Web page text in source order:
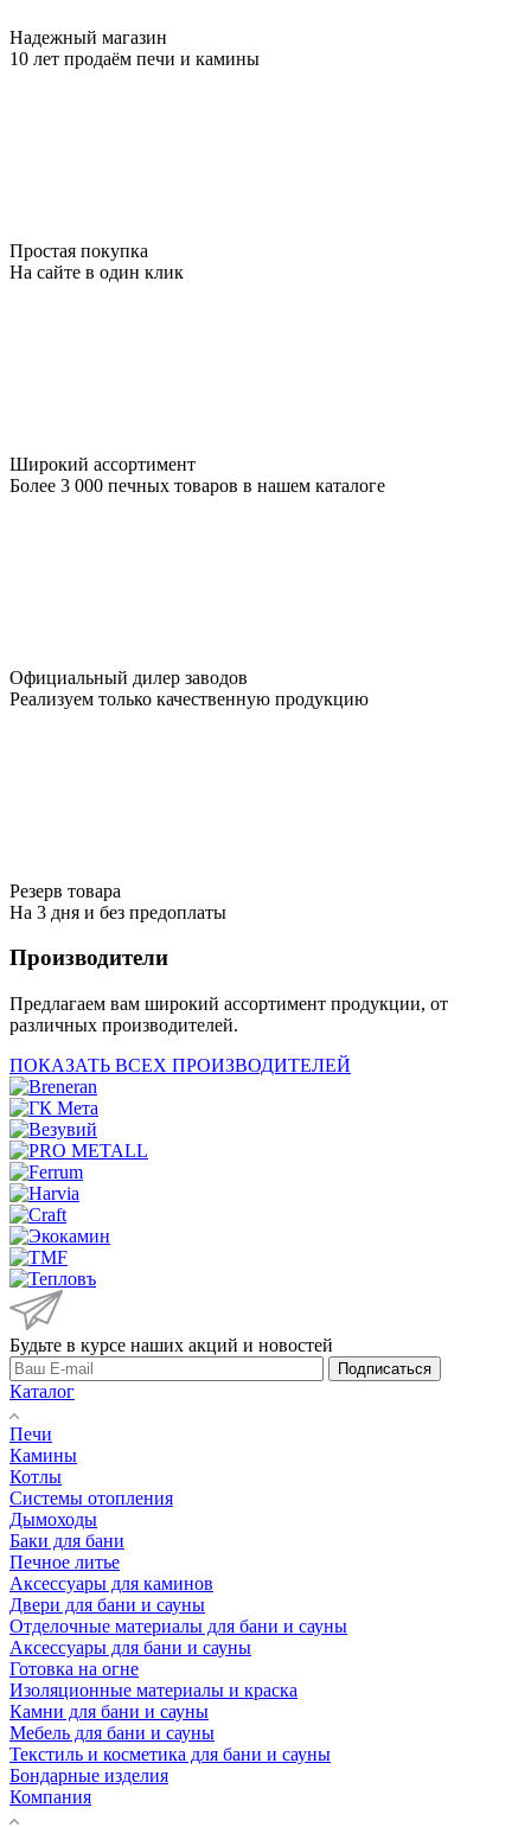
Надежный магазин
10 лет продаём печи и камины
Простая покупка
На сайте в один клик
Широкий ассортимент
Более 3 000 печных товаров в нашем каталоге
Официальный дилер заводов
Реализуем только качественную продукцию
Резерв товара
На 3 дня и без предоплаты
Производители
Предлагаем вам широкий ассортимент продукции, от
различных производителей.
ПОКАЗАТЬ ВСЕХ ПРОИЗВОДИТЕЛЕЙ
Будьте в курсе наших акций и новостей
Подписаться
Каталог
Печи
Камины
Котлы
Системы отопления
Дымоходы
Баки для бани
Печное литье
Аксессуары для каминов
Двери для бани и сауны
Отделочные материалы для бани и сауны
Аксессуары для бани и сауны
Готовка на огне
Изоляционные материалы и краска
Камни для бани и сауны
Мебель для бани и сауны
Текстиль и косметика для бани и сауны
Бондарные изделия
Компания